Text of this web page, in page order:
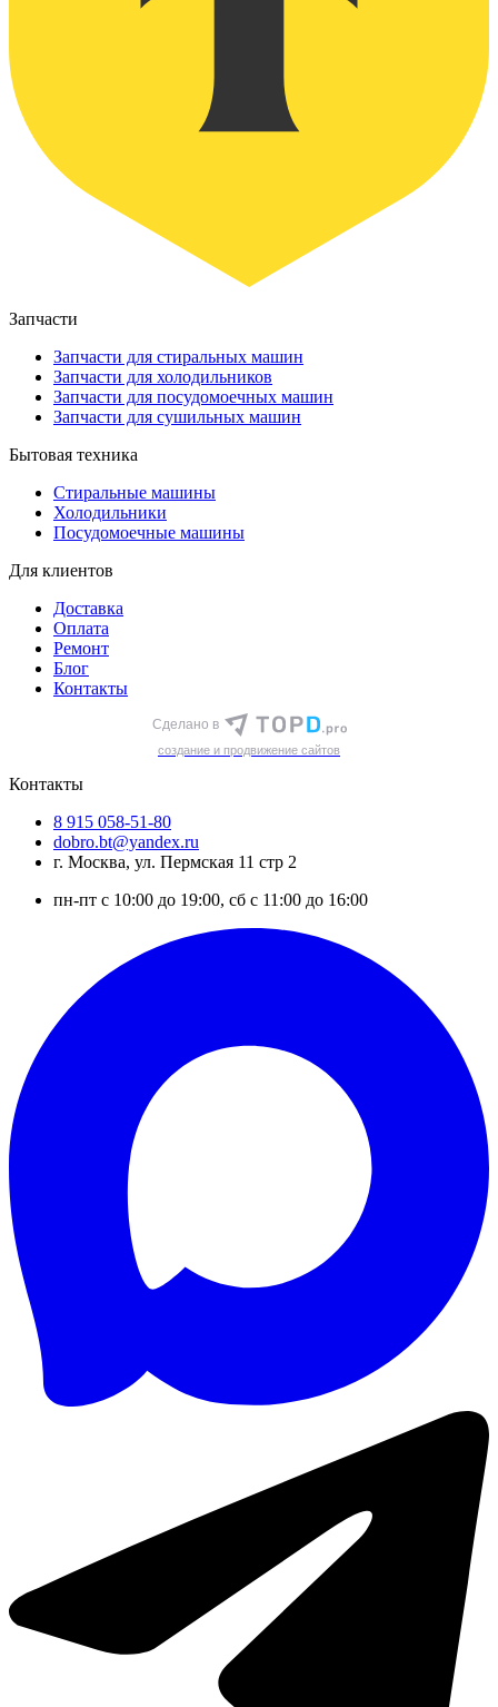
Запчасти
Запчасти для стиральных машин
Запчасти для холодильников
Запчасти для посудомоечных машин
Запчасти для сушильных машин
Бытовая техника
Стиральные машины
Холодильники
Посудомоечные машины
Для клиентов
Доставка
Оплата
Ремонт
Блог
Контакты
Сделано в
cоздание и продвижение сайтов
Контакты
8 915 058-51-80
dobro.bt@yandex.ru
г. Москва, ул. Пермская 11 стр 2
пн-пт с 10:00 до 19:00, сб с 11:00 до 16:00